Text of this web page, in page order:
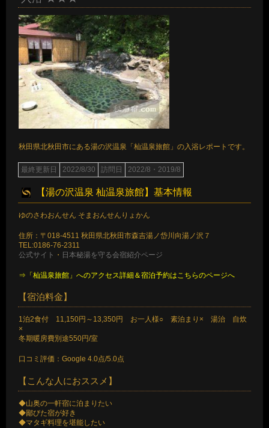
秋田県北秋田市にある湯の沢温泉「杣温泉旅館」の入浴レポートです。
最終更新日 2022/8/30 訪問日 2022/8・2019/8
【湯の沢温泉 杣温泉旅館】基本情報
ゆのさわおんせん そまおんせんりょかん
住所：〒018-4511 秋田県北秋田市森吉湯ノ岱川向湯ノ沢７
TEL:0186-76-2311
公式サイト ・ 日本秘湯を守る会宿紹介ページ
⇒「杣温泉旅館」へのアクセス詳細＆宿泊予約はこちらのページへ
【宿泊料金】
1泊2食付 11,150円～13,350円 お一人様○ 素泊まり× 湯治 自炊
×
冬期暖房費別途550円/室
口コミ評価：Google 4.0点/5.0点
【こんな人におススメ】
◆山奥の一軒宿に泊まりたい
◆鄙びた宿が好き
◆マタギ料理を堪能したい